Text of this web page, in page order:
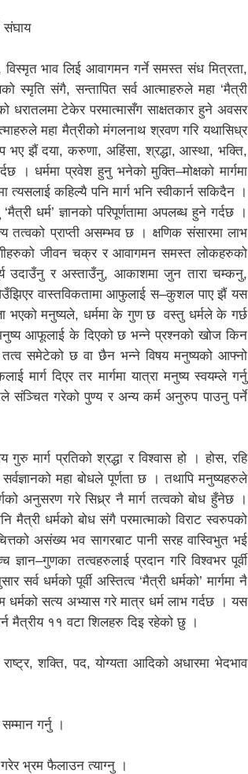
संघाय
विस्मृत भाव लिई आवागमन गर्ने समस्त संध मित्रता,
स्मृति संगै, सन्तापित सर्व आत्माहरुले महा ‘मैत्री
धरातलमा टेकेर परमात्मासँग साक्षतकार हुने अवसर
महा मैत्रीको मंगलनाथ श्रवण गरि यथासिध्र
भए झैं दया, करुणा, अहिंसा, श्रद्धा, आस्था, भक्ति,
। धर्ममा प्रवेश हुनु भनेको मुक्ति–मोक्षको मार्गमा
त्यसलाई कहिल्यै पनि मार्ग भनि स्वीकार्न सकिदैन ।
धर्म’ ज्ञानको परिपूर्णतामा अपलब्ध हुने गर्दछ ।
तत्वको प्राप्ती असम्भव छ । क्षणिक संसारमा लाभ
जीवन चक्र र आवागमन समस्त लोकहरुको
उदाउँनु र अस्ताउँनु, आकाशमा जुन तारा चम्कनु,
वास्तविकतामा आफुलाई स–कुशल पाए झैं यस
भएको मनुष्यले, धर्ममा के गुण छ वस्तु धर्मले के गर्छ
आफूलाई के दिएको छ भन्ने प्रश्नको खोज किन
समेटेको छ वा छैन भन्ने विषय मनुष्यको आफ्नो
मार्ग दिएर तर मार्गमा यात्रा मनुष्य स्वयम्ले गर्नु
संञ्चित गरेको पुण्य र अन्य कर्म अनुरुप पाउनु पर्ने
मार्ग प्रतिको श्रद्धा र विश्वास हो । होस, रहि
महा बोधले पूर्णता छ । तथापि मनुष्यहरुले
अनुसरण गरे सिध्र्र नै मार्ग तत्वको बोध हुँनेछ ।
धर्मको बोध संगै परमात्माको विराट स्वरुपको
असंख्य भव सागरबाट पानी सरह वास्विभुत भई
तत्वहरुलाई प्रदान गरि विश्वभर पूर्वी
धर्मको पूर्वी अस्तित्व ‘मैत्री धर्मको’ मार्गमा नै
धर्मको सत्य अभ्यास गरे मात्र धर्म लाभ गर्दछ । यस
मैत्रीय ११ वटा शिलहरु दिइ रहेको छु ।
शक्ति, पद, योग्यता आदिको अधारमा भेदभाव
गर्नु ।
भ्रम फैलाउन त्याग्नु ।